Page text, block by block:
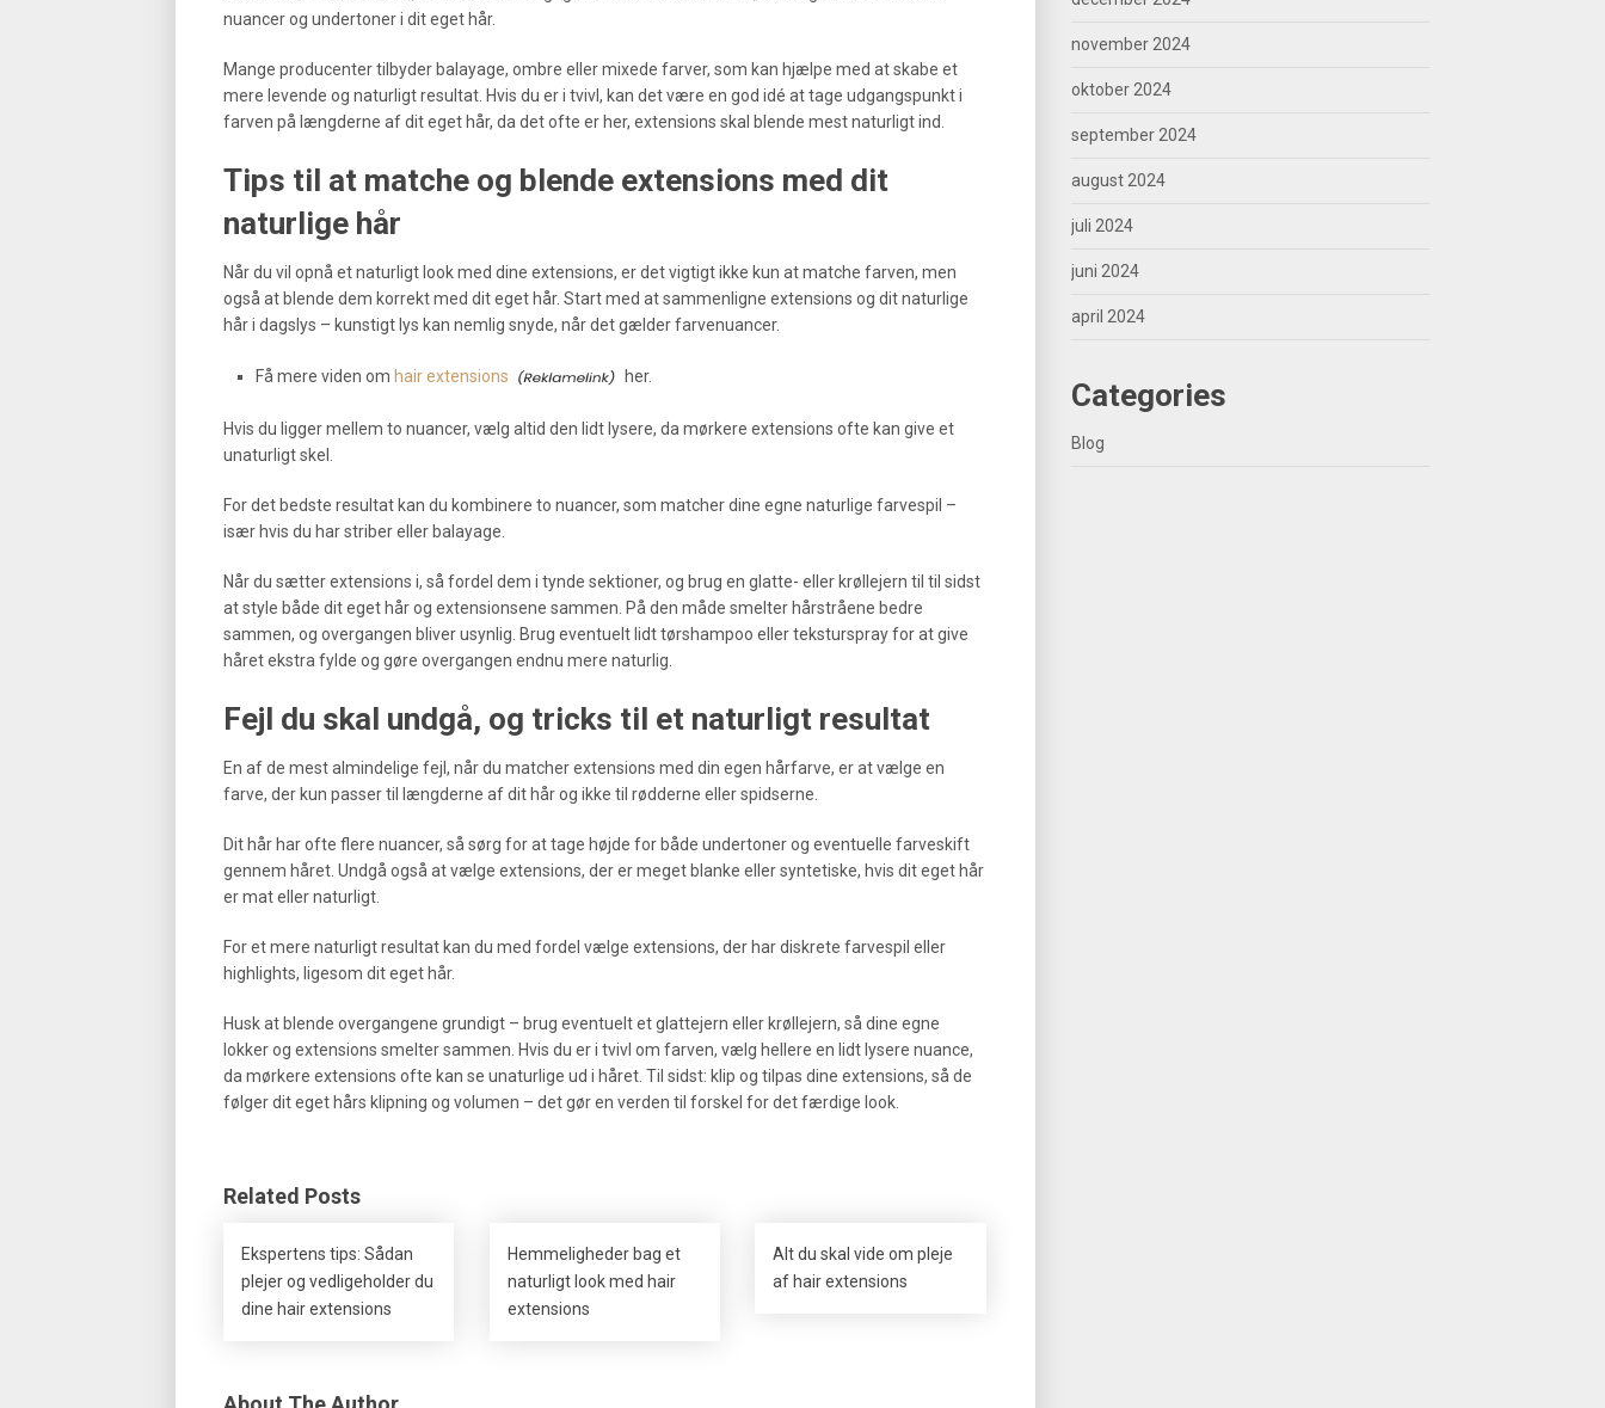
nuancer og undertoner i dit eget hår.
Mange producenter tilbyder balayage, ombre eller mixede farver, som kan hjælpe med at skabe et
mere levende og naturligt resultat. Hvis du er i tvivl, kan det være en god idé at tage udgangspunkt i
farven på længderne af dit eget hår, da det ofte er her, extensions skal blende mest naturligt ind.
Tips til at matche og blende extensions med dit
naturlige hår
Når du vil opnå et naturligt look med dine extensions, er det vigtigt ikke kun at matche farven, men
også at blende dem korrekt med dit eget hår. Start med at sammenligne extensions og dit naturlige
hår i dagslys – kunstigt lys kan nemlig snyde, når det gælder farvenuancer.
Få mere viden om hair extensions her.
Hvis du ligger mellem to nuancer, vælg altid den lidt lysere, da mørkere extensions ofte kan give et
unaturligt skel.
For det bedste resultat kan du kombinere to nuancer, som matcher dine egne naturlige farvespil –
især hvis du har striber eller balayage.
Når du sætter extensions i, så fordel dem i tynde sektioner, og brug en glatte- eller krøllejern til til sidst
at style både dit eget hår og extensionsene sammen. På den måde smelter hårstråene bedre
sammen, og overgangen bliver usynlig. Brug eventuelt lidt tørshampoo eller teksturspray for at give
håret ekstra fylde og gøre overgangen endnu mere naturlig.
Fejl du skal undgå, og tricks til et naturligt resultat
En af de mest almindelige fejl, når du matcher extensions med din egen hårfarve, er at vælge en
farve, der kun passer til længderne af dit hår og ikke til rødderne eller spidserne.
Dit hår har ofte flere nuancer, så sørg for at tage højde for både undertoner og eventuelle farveskift
gennem håret. Undgå også at vælge extensions, der er meget blanke eller syntetiske, hvis dit eget hår
er mat eller naturligt.
For et mere naturligt resultat kan du med fordel vælge extensions, der har diskrete farvespil eller
highlights, ligesom dit eget hår.
Husk at blende overgangene grundigt – brug eventuelt et glattejern eller krøllejern, så dine egne
lokker og extensions smelter sammen. Hvis du er i tvivl om farven, vælg hellere en lidt lysere nuance,
da mørkere extensions ofte kan se unaturlige ud i håret. Til sidst: klip og tilpas dine extensions, så de
følger dit eget hårs klipning og volumen – det gør en verden til forskel for det færdige look.
Related Posts
Ekspertens tips: Sådan
plejer og vedligeholder du
dine hair extensions
Hemmeligheder bag et
naturligt look med hair
extensions
Alt du skal vide om pleje
af hair extensions
november 2024
oktober 2024
september 2024
august 2024
juli 2024
juni 2024
april 2024
Categories
Blog